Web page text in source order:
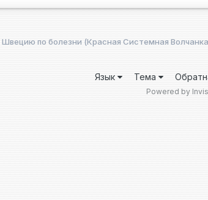
Швецию по болезни (Красная Системная
Язык Тема
Powered by